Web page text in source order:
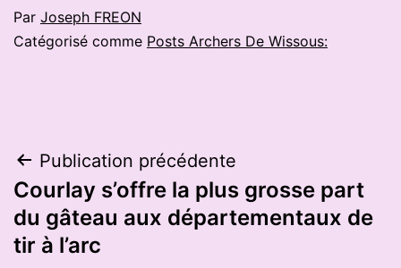
Par Joseph FREON
Catégorisé comme Posts Archers De Wissous:
Navigation
de
l’article
Publication précédente
Courlay s’offre la plus grosse part
du gâteau aux départementaux de
tir à l’arc